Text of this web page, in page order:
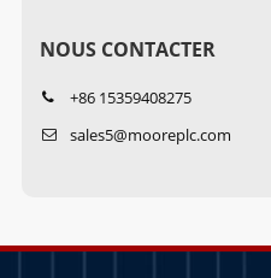
NOUS CONTACTER
+86 15359408275
sales5@mooreplc.com